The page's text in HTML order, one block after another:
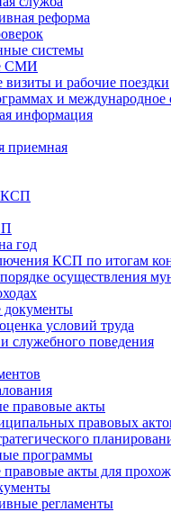
реформа
системы
СМИ
и рабочие поездки
и международное
информация
приемная
КСП
год
КСП по итогам
осуществления
условий труда
служебного поведения
правовые акты
правовых
программы
акты для
регламенты